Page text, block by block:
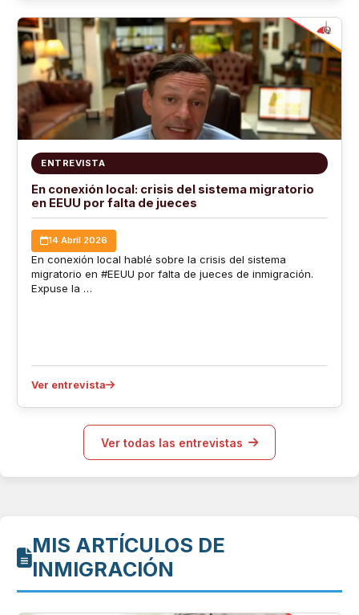
ENTREVISTA
En conexión local: crisis del sistema migratorio
en EEUU por falta de jueces
14 Abril 2026
En conexión local hablé sobre la crisis del sistema
migratorio en #EEUU por falta de jueces de inmigración.
Expuse la …
Ver entrevista
Ver todas las entrevistas
MIS ARTÍCULOS DE
INMIGRACIÓN